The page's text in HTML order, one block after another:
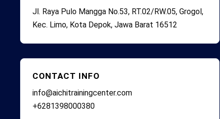
Jl. Raya Pulo Mangga No.53, RT.02/RW.05, Grogol,
Kec. Limo, Kota Depok, Jawa Barat 16512
CONTACT INFO
info@aichitrainingcenter.com
+6281398000380